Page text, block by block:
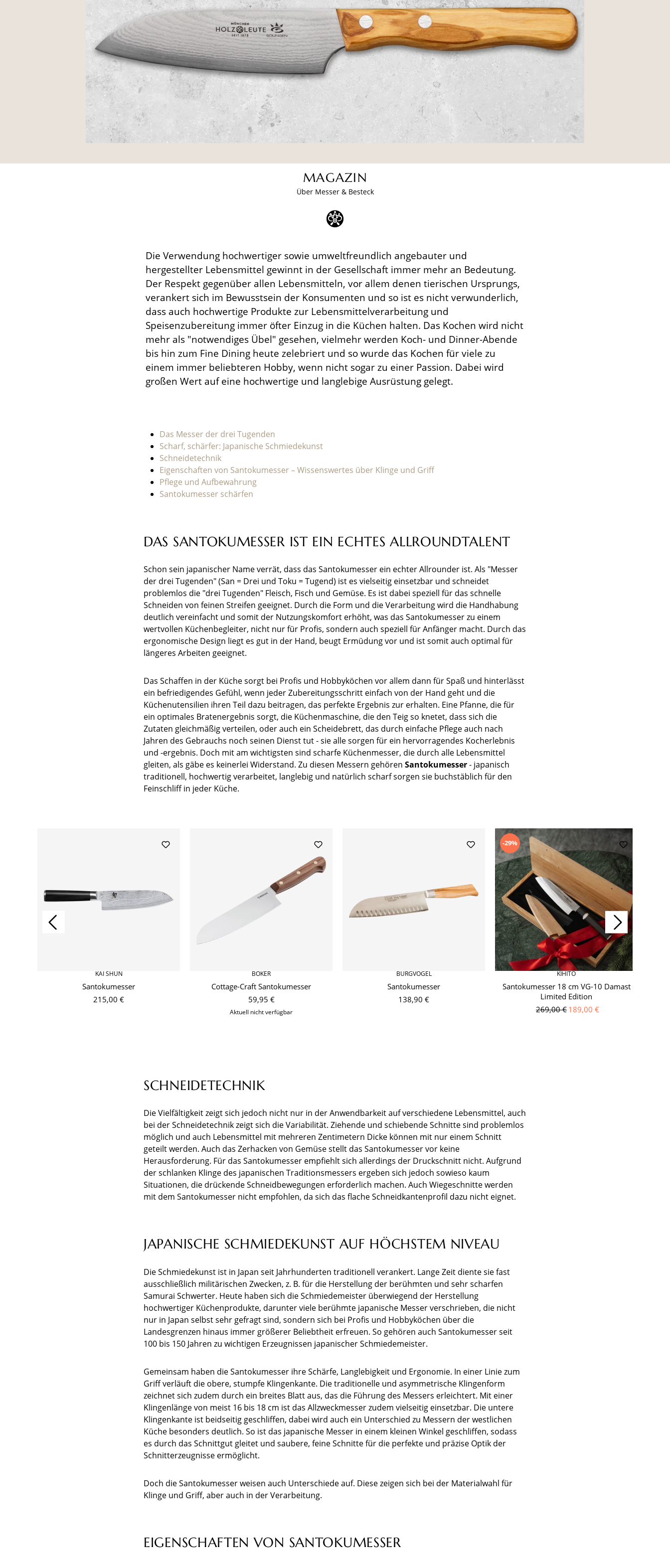
MAGAZIN
Über Messer & Besteck
Die Verwendung hochwertiger sowie umweltfreundlich angebauter und
hergestellter Lebensmittel gewinnt in der Gesellschaft immer mehr an Bedeutung.
Der Respekt gegenüber allen Lebensmitteln, vor allem denen tierischen Ursprungs,
verankert sich im Bewusstsein der Konsumenten und so ist es nicht verwunderlich,
dass auch hochwertige Produkte zur Lebensmittelverarbeitung und
Speisenzubereitung immer öfter Einzug in die Küchen halten. Das Kochen wird nicht
mehr als "notwendiges Übel" gesehen, vielmehr werden Koch- und Dinner-Abende
bis hin zum Fine Dining heute zelebriert und so wurde das Kochen für viele zu
einem immer beliebteren Hobby, wenn nicht sogar zu einer Passion. Dabei wird
großen Wert auf eine hochwertige und langlebige Ausrüstung gelegt.
Das Messer der drei Tugenden
Scharf, schärfer: Japanische Schmiedekunst
Schneidetechnik
Eigenschaften von Santokumesser – Wissenswertes über Klinge und Griff
Pflege und Aufbewahrung
Santokumesser schärfen
DAS SANTOKUMESSER IST EIN ECHTES ALLROUNDTALENT
Schon sein japanischer Name verrät, dass das Santokumesser ein echter Allrounder ist. Als "Messer
der drei Tugenden" (San = Drei und Toku = Tugend) ist es vielseitig einsetzbar und schneidet
problemlos die "drei Tugenden" Fleisch, Fisch und Gemüse. Es ist dabei speziell für das schnelle
Schneiden von feinen Streifen geeignet. Durch die Form und die Verarbeitung wird die Handhabung
deutlich vereinfacht und somit der Nutzungskomfort erhöht, was das Santokumesser zu einem
wertvollen Küchenbegleiter, nicht nur für Profis, sondern auch speziell für Anfänger macht. Durch das
ergonomische Design liegt es gut in der Hand, beugt Ermüdung vor und ist somit auch optimal für
längeres Arbeiten geeignet.
Das Schaffen in der Küche sorgt bei Profis und Hobbyköchen vor allem dann für Spaß und hinterlässt
ein befriedigendes Gefühl, wenn jeder Zubereitungsschritt einfach von der Hand geht und die
Küchenutensilien ihren Teil dazu beitragen, das perfekte Ergebnis zur erhalten. Eine Pfanne, die für
ein optimales Bratenergebnis sorgt, die Küchenmaschine, die den Teig so knetet, dass sich die
Zutaten gleichmäßig verteilen, oder auch ein Scheidebrett, das durch einfache Pflege auch nach
Jahren des Gebrauchs noch seinen Dienst tut - sie alle sorgen für ein hervorragendes Kocherlebnis
und -ergebnis. Doch mit am wichtigsten sind scharfe Küchenmesser, die durch alle Lebensmittel
gleiten, als gäbe es keinerlei Widerstand. Zu diesen Messern gehören Santokumesser- japanisch
traditionell, hochwertig verarbeitet, langlebig und natürlich scharf sorgen sie buchstäblich für den
Feinschliff in jeder Küche.
KAI SHUN
Santokumesser
215,00 €
BÖKER
Cottage-Craft Santokumesser
59,95 €
Aktuell nicht verfügbar
BURGVOGEL
Santokumesser
138,90 €
-29%
KIHITO
Santokumesser 18 cm VG-10 Damast
Limited Edition
269,00 € 189,00 €
SCHNEIDETECHNIK
Die Vielfältigkeit zeigt sich jedoch nicht nur in der Anwendbarkeit auf verschiedene Lebensmittel, auch
bei der Schneidetechnik zeigt sich die Variabilität. Ziehende und schiebende Schnitte sind problemlos
möglich und auch Lebensmittel mit mehreren Zentimetern Dicke können mit nur einem Schnitt
geteilt werden. Auch das Zerhacken von Gemüse stellt das Santokumesser vor keine
Herausforderung. Für das Santokumesser empfiehlt sich allerdings der Druckschnitt nicht. Aufgrund
der schlanken Klinge des japanischen Traditionsmessers ergeben sich jedoch sowieso kaum
Situationen, die drückende Schneidbewegungen erforderlich machen. Auch Wiegeschnitte werden
mit dem Santokumesser nicht empfohlen, da sich das flache Schneidkantenprofil dazu nicht eignet.
JAPANISCHE SCHMIEDEKUNST AUF HÖCHSTEM NIVEAU
Die Schmiedekunst ist in Japan seit Jahrhunderten traditionell verankert. Lange Zeit diente sie fast
ausschließlich militärischen Zwecken, z. B. für die Herstellung der berühmten und sehr scharfen
Samurai Schwerter. Heute haben sich die Schmiedemeister überwiegend der Herstellung
hochwertiger Küchenprodukte, darunter viele berühmte japanische Messer verschrieben, die nicht
nur in Japan selbst sehr gefragt sind, sondern sich bei Profis und Hobbyköchen über die
Landesgrenzen hinaus immer größerer Beliebtheit erfreuen. So gehören auch Santokumesser seit
100 bis 150 Jahren zu wichtigen Erzeugnissen japanischer Schmiedemeister.
Gemeinsam haben die Santokumesser ihre Schärfe, Langlebigkeit und Ergonomie. In einer Linie zum
Griff verläuft die obere, stumpfe Klingenkante. Die traditionelle und asymmetrische Klingenform
zeichnet sich zudem durch ein breites Blatt aus, das die Führung des Messers erleichtert. Mit einer
Klingenlänge von meist 16 bis 18 cm ist das Allzweckmesser zudem vielseitig einsetzbar. Die untere
Klingenkante ist beidseitig geschliffen, dabei wird auch ein Unterschied zu Messern der westlichen
Küche besonders deutlich. So ist das japanische Messer in einem kleinen Winkel geschliffen, sodass
es durch das Schnittgut gleitet und saubere, feine Schnitte für die perfekte und präzise Optik der
Schnitterzeugnisse ermöglicht.
Doch die Santokumesser weisen auch Unterschiede auf. Diese zeigen sich bei der Materialwahl für
Klinge und Griff, aber auch in der Verarbeitung.
EIGENSCHAFTEN VON SANTOKUMESSER